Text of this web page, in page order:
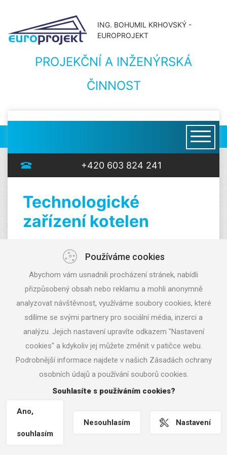
ING. BOHUMIL KRHOVSKÝ -
EUROPROJEKT
PROJEKČNÍ A INŽENÝRSKÁ
ČINNOST
+420 603 824 241
Technologické
zařízení kotelen
Kotelny
Výměníkové stanice
Technologické rozvody páry, topné vody,
plynu
Copyright © 2026 Europrojekt |Nastavení
cookies| Tvorba www stránek
www.machin.cz
, webhosting
www.hostservis.cz
Používáme cookies
Abychom vám usnadnili procházení stránek, nabídli
přizpůsobený obsah nebo reklamu a mohli anonymně
analyzovat návštěvnost, využíváme soubory cookies, které
sdílíme se svými partnery pro sociální média, inzerci a
analýzu. Jejich nastavení upravíte odkazem "Nastavení
cookies" a kdykoliv jej můžete změnit v patičce webu.
Podrobnější informace najdete v našich Zásadách ochrany
osobních údajů a používání souborů cookies.
Souhlasíte s používáním cookies?
Ano,
souhlasím
Nesouhlasím Nastavení